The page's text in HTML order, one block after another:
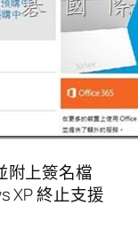
附上簽名檔
XP 終止支援